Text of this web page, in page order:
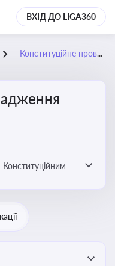
ВХІД ДО LIGA360
Конституційне провадження